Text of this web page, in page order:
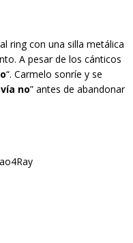
ring con una silla metálica
A pesar de los cánticos
“. Carmelo sonríe y se
no” antes de abandonar